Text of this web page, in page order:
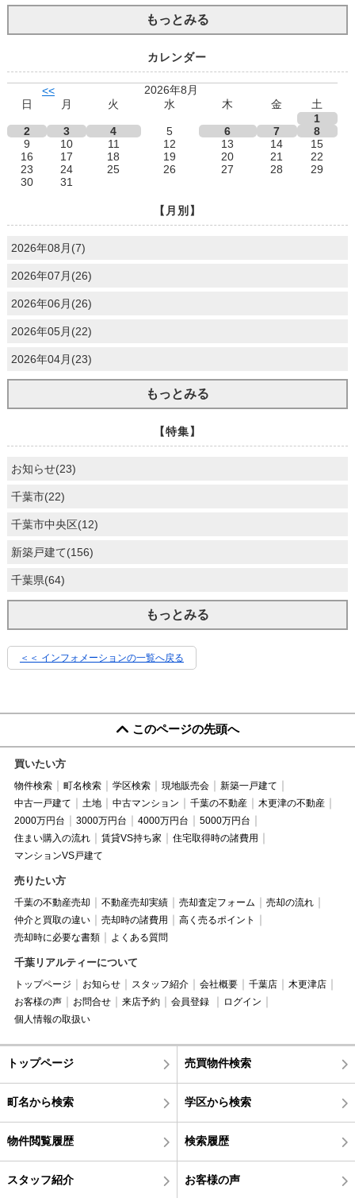
もっとみる
カレンダー
<<
2026年8月
日
月 火 水 木 金
土
1
2
3 4 5 6 7
8
9
10 11 12 13 14
15
16
17 18 19 20 21
22
23
24 25 26 27 28
29
30
31
【月別】
2026年08月(7)
2026年07月(26)
2026年06月(26)
2026年05月(22)
2026年04月(23)
もっとみる
【特集】
お知らせ(23)
千葉市(22)
千葉市中央区(12)
新築戸建て(156)
千葉県(64)
もっとみる
＜＜ インフォメーションの一覧へ戻る
このページの先頭へ
買いたい方
物件検索 町名検索 学区検索 現地販売会
新築一戸建て
中古一戸建て
土地 中古マンション 千葉の不動産
木更津の不動産
2000万円台
3000万円台 4000万円台
5000万円台
住まい購入の流れ
賃貸VS持ち家
住宅取得時の諸費用
マンションVS戸建て
売りたい方
千葉の不動産売却 不動産売却実績 売却査定フォーム
売却の流れ
仲介と買取の違い
売却時の諸費用
高く売るポイント
売却時に必要な書類
よくある質問
千葉リアルティーについて
トップページ お知らせ スタッフ紹介 会社概要 千葉店
木更津店
お客様の声
お問合せ 来店予約 会員登録
ログイン
個人情報の取扱い
トップページ 売買物件検索
町名から検索 学区から検索
物件閲覧履歴 検索履歴
スタッフ紹介 お客様の声